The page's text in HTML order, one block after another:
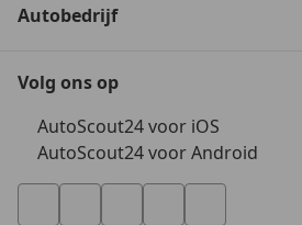
Autobedrijf
Volg ons op
AutoScout24 voor iOS
AutoScout24 voor Android